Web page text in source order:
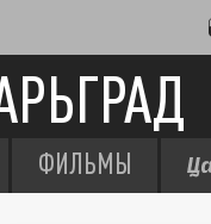
ФИЛЬМЫ